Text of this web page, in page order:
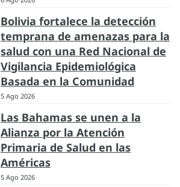
Bolivia fortalece la detección
temprana de amenazas para la
salud con una Red Nacional de
Vigilancia Epidemiológica
Basada en la Comunidad
5 Ago 2026
Las Bahamas se unen a la
Alianza por la Atención
Primaria de Salud en las
Américas
5 Ago 2026